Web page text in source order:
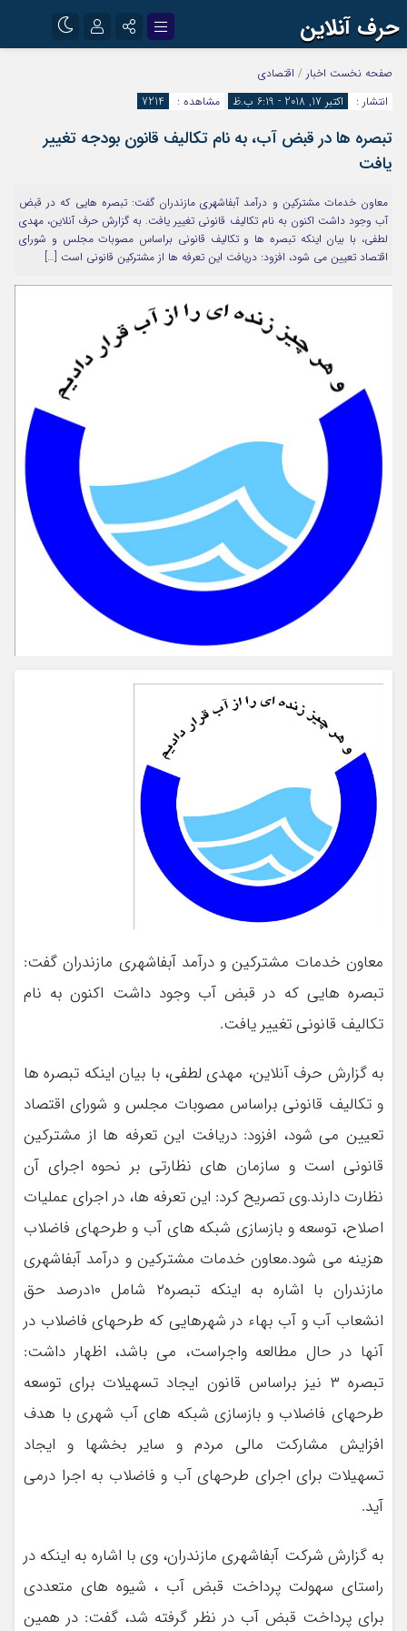
حرف آنلاین
اینستاگرام
آپارات
رمز عبور
مرا به خاطر بسپار
صفحه نخست اخبار / اقتصادی
انتشار :
اکتبر 17, 2018 - 6:19 ب.ظ مشاهده : 7214
تبصره ها در قبض آب، به نام تکالیف قانون بودجه تغییر
یافت
معاون خدمات مشترکین و درآمد آبفاشهری مازندران گفت: تبصره هایی که در قبض
آب وجود داشت اکنون به نام تکالیف قانونی تغییر یافت. به گزارش حرف آنلاین، مهدی
لطفی، با بیان اینکه تبصره ها و تکالیف قانونی براساس مصوبات مجلس و شورای
اقتصاد تعیین می شود، افزود: دریافت این تعرفه ها از مشترکین قانونی است […]
معاون خدمات مشترکین و درآمد آبفاشهری مازندران گفت:
تبصره هایی که در قبض آب وجود داشت اکنون به نام
تکالیف قانونی تغییر یافت.
به گزارش حرف آنلاین، مهدی لطفی، با بیان اینکه تبصره ها
و تکالیف قانونی براساس مصوبات مجلس و شورای اقتصاد
تعیین می شود، افزود: دریافت این تعرفه ها از مشترکین
قانونی است و سازمان های نظارتی بر نحوه اجرای آن
نظارت دارند.وی تصریح کرد: این تعرفه ها، در اجرای عملیات
اصلاح، توسعه و بازسازی شبکه های آب و طرحهای فاضلاب
هزینه می شود.معاون خدمات مشترکین و درآمد آبفاشهری
مازندران با اشاره به اینکه تبصره۲ شامل ۱۰درصد حق
انشعاب آب و آب بهاء در شهرهایی که طرحهای فاضلاب در
آنها در حال مطالعه واجراست، می باشد، اظهار داشت:
تبصره ۳ نیز براساس قانون ایجاد تسهیلات برای توسعه
طرحهای فاضلاب و بازسازی شبکه های آب شهری با هدف
افزایش مشارکت مالی مردم و سایر بخشها و ایجاد
تسهیلات برای اجرای طرحهای آب و فاضلاب به اجرا درمی
آید.
به گزارش شرکت آبفاشهری مازندران، وی با اشاره به اینکه در
راستای سهولت پرداخت قبض آب ، شیوه های متعددی
برای پرداخت قبض آب در نظر گرفته شد، گفت: در همین